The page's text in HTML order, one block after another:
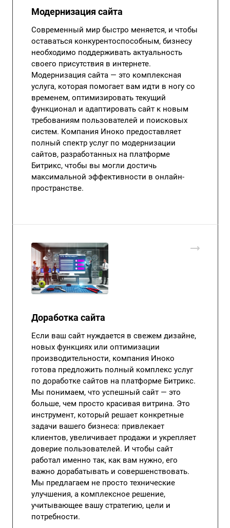
Модернизация сайта
Современный мир быстро меняется, и чтобы
оставаться конкурентоспособным, бизнесу
необходимо поддерживать актуальность
своего присутствия в интернете.
Модернизация сайта — это комплексная
услуга, которая помогает вам идти в ногу со
временем, оптимизировать текущий
функционал и адаптировать сайт к новым
требованиям пользователей и поисковых
систем. Компания Иноко предоставляет
полный спектр услуг по модернизации
сайтов, разработанных на платформе
Битрикс, чтобы вы могли достичь
максимальной эффективности в онлайн-
пространстве.
Доработка сайта
Если ваш сайт нуждается в свежем дизайне,
новых функциях или оптимизации
производительности, компания Иноко
готова предложить полный комплекс услуг
по доработке сайтов на платформе Битрикс.
Мы понимаем, что успешный сайт — это
больше, чем просто красивая витрина. Это
инструмент, который решает конкретные
задачи вашего бизнеса: привлекает
клиентов, увеличивает продажи и укрепляет
доверие пользователей. И чтобы сайт
работал именно так, как вам нужно, его
важно дорабатывать и совершенствовать.
Мы предлагаем не просто технические
улучшения, а комплексное решение,
учитывающее вашу стратегию, цели и
потребности.